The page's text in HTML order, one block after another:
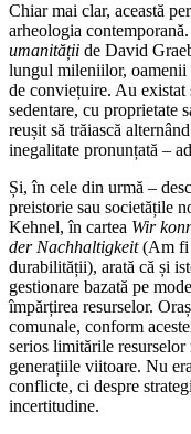
Chiar mai clar, această
arheologia contemporană.
umanității de David
lungul mileniilor, oamenii
de conviețuire. Au existat
sedentare, cu proprietate
reușit să trăiască
inegalitate pronunțată –
Și, în cele din urmă –
preistorie sau societățile
Kehnel, în cartea Wir
der Nachhaltigkeit(Am fi
durabilității), arată că și
gestionare bazată pe
împărțirea resurselor.
comunale, conform
serios limitările resurselor
generațiile viitoare. Nu
conflicte, ci despre
incertitudine.